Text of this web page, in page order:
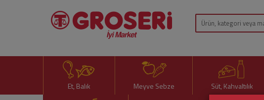
Et, Balık Meyve Sebze Süt, Kahvaltılık